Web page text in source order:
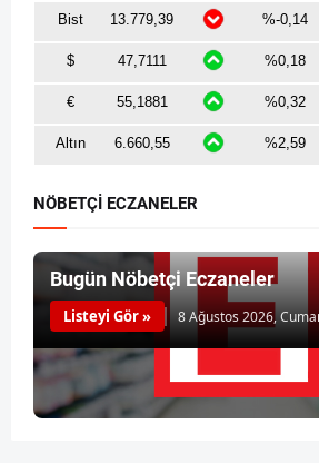
NÖBETÇİ ECZANELER
Bugün Nöbetçi Eczaneler
Listeyi Gör » 8 Ağustos 2026,